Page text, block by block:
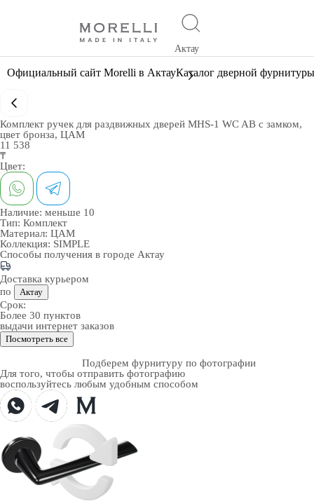
Актау
Официальный сайт Morelli в АктауКаталог дверной фурнитуры
Комплект ручек для раздвижных дверей MHS-1 WC AB с замком,
цвет бронза, ЦАМ
11 538
₸
Цвет:
Наличие: меньше 10
Тип: Комплект
Материал: ЦАМ
Коллекция: SIMPLE
Способы получения в городе Актау
Доставка курьером
по
Актау
Срок:
Более 30 пунктов
выдачи интернет заказов
Посмотреть все
Подберем фурнитуру по фотографии
Для того, чтобы отправить фотографию
воспользуйтесь любым удобным способом